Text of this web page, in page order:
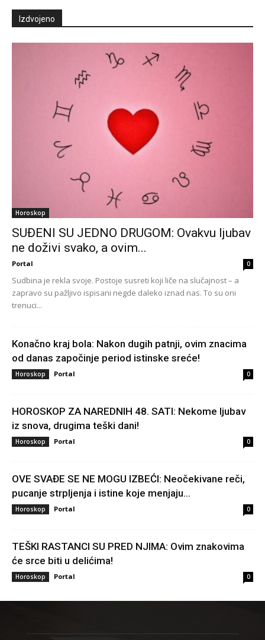
Izdvojeno
Horoskop
SUĐENI SU JEDNO DRUGOM: Ovakvu ljubav
ne doživi svako, a ovim...
Portal 0
Sudbina je rekla svoje. Postoje susreti koji liče na slučajnost – a
zapravo su pažljivo ispisani negde daleko iznad nas. To su oni
trenuci...
Konačno kraj bola: Nakon dugih patnji, ovim znacima
od danas započinje period istinske sreće!
Horoskop Portal 0
HOROSKOP ZA NAREDNIH 48. SATI: Nekome ljubav
iz snova, drugima teški dani!
Horoskop Portal 0
OVE SVAĐE SE NE MOGU IZBEĆI: Neočekivane reči,
pucanje strpljenja i istine koje menjaju...
Horoskop Portal 0
TEŠKI RASTANCI SU PRED NJIMA: Ovim znakovima
će srce biti u delićima!
Horoskop Portal 0